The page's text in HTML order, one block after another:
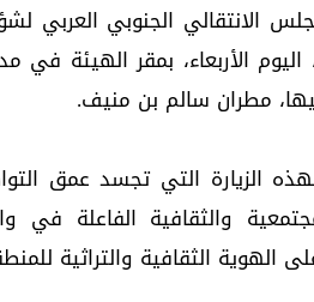
الانتقالي الجنوبي العربي
الأربعاء، بمقر الهيئة في
مطران سالم بن منيف.
الزيارة التي تجسد عمق
والثقافية الفاعلة في
الثقافية والتراثية